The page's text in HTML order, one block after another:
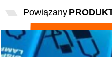
Powiązany
ORYGINALNA
Z BIOCHEMIĄ